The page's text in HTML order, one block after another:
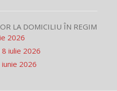
LA DOMICILIU ÎN REGIM
2026
8 iulie 2026
iunie 2026